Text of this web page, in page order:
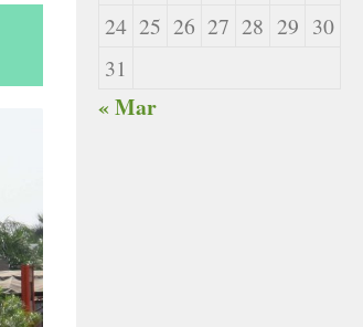
24 25 26 27 28 29 30
31
« Mar